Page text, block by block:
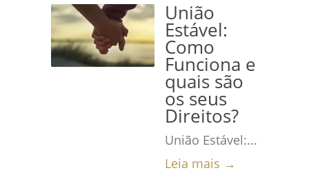
União
Estável:
Como
Funciona e
quais são
os seus
Direitos?
União Estável:...
Leia mais →